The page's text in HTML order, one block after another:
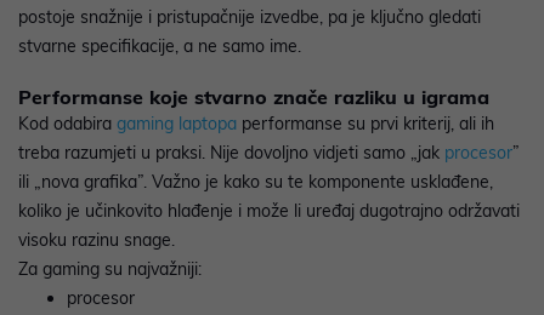
postoje snažnije i pristupačnije izvedbe, pa je ključno gledati
stvarne specifikacije, a ne samo ime.
Performanse koje stvarno znače razliku u igrama
Kod odabira gaming laptopa performanse su prvi kriterij, ali ih
treba razumjeti u praksi. Nije dovoljno vidjeti samo „jak procesor”
ili „nova grafika”. Važno je kako su te komponente usklađene,
koliko je učinkovito hlađenje i može li uređaj dugotrajno održavati
visoku razinu snage.
Za gaming su najvažniji:
procesor